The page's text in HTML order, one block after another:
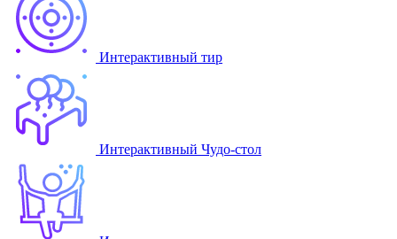
Интерактивный тир
Интерактивный Чудо-стол